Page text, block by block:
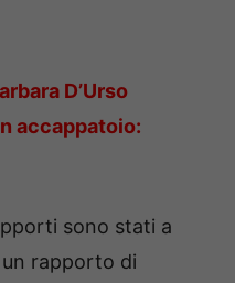
D’Urso
accappatoio:
sono stati a
rapporto di